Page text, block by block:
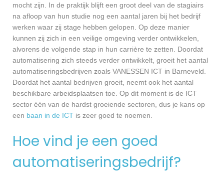
mocht zijn. In de praktijk blijft een groot deel van de stagiairs
na afloop van hun studie nog een aantal jaren bij het bedrijf
werken waar zij stage hebben gelopen. Op deze manier
kunnen zij zich in een veilige omgeving verder ontwikkelen,
alvorens de volgende stap in hun carrière te zetten. Doordat
automatisering zich steeds verder ontwikkelt, groeit het aantal
automatiseringsbedrijven zoals VANESSEN ICT in Barneveld.
Doordat het aantal bedrijven groeit, neemt ook het aantal
beschikbare arbeidsplaatsen toe. Op dit moment is de ICT
sector één van de hardst groeiende sectoren, dus je kans op
een baan in de ICT is zeer goed te noemen.
Hoe vind je een goed
automatiseringsbedrijf?